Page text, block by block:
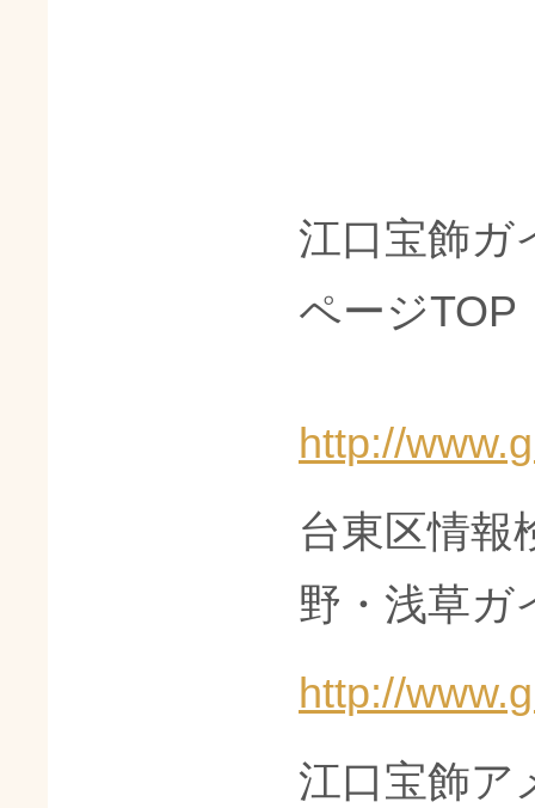
江口宝飾ガ
ページTOP
http://
台東区情
野・浅草ガ
http://
江口宝飾ア